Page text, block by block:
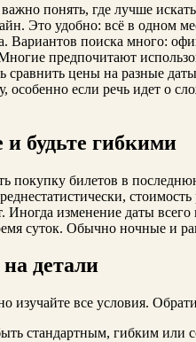
понять, где лучше
Это удобно: всё в одном
Вариантов поиска много:
предпочитают
сравнить цены на разные
особенно если речь идет о
и будьте гибкими
покупку билетов в
изменение даты
суток. Обычно ночные и
детали
изучайте все условия.
стандартным, гибким или